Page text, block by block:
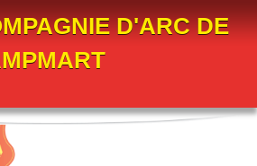
D'ARC DE
cookies